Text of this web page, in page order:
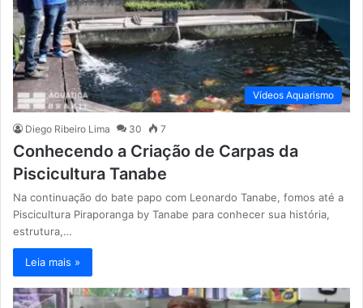
Vídeos Aquarismo
Diego Ribeiro Lima 30 7
Conhecendo a Criação de Carpas da
Piscicultura Tanabe
Na continuação do bate papo com Leonardo Tanabe, fomos até a
Piscicultura Piraporanga by Tanabe para conhecer sua história,
estrutura,…
Leia mais »